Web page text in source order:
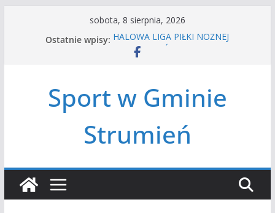
sobota, 8 sierpnia, 2026
Ostatnie wpisy: HALOWA LIGA PIŁKI NOŻNEJ
LATO W MIEŚCIE’2026
Czwórbój lekkoatletyczny
Sport w Gminie
Strumień